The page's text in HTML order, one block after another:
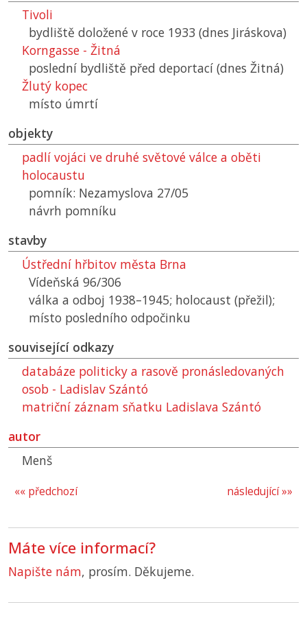
Tivoli
bydliště doložené v roce 1933 (dnes Jiráskova)
Korngasse - Žitná
poslední bydliště před deportací (dnes Žitná)
Žlutý kopec
místo úmrtí
objekty
padlí vojáci ve druhé světové válce a oběti
holocaustu
pomník: Nezamyslova 27/05
návrh pomníku
stavby
Ústřední hřbitov města Brna
Vídeňská 96/306
válka a odboj 1938–1945; holocaust (přežil);
místo posledního odpočinku
související odkazy
databáze politicky a rasově pronásledovaných
osob - Ladislav Szántó
matriční záznam sňatku Ladislava Szántó
autor
Menš
následující »»
«« předchozí
Máte více informací?
Napište nám, prosím. Děkujeme.